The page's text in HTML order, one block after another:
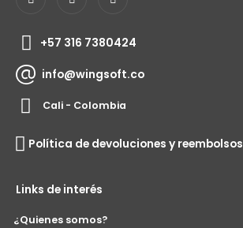
+57 316 7380424
info@wingsoft.co
Cali - Colombia
Política de devoluciones y reembolsos
Links de interés
¿Quienes somos?